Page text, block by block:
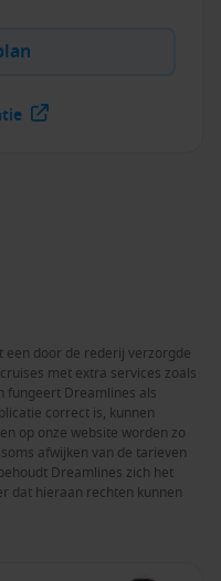
een door de rederij verzorgde
met extra services zoals
fungeert Dreamlines als
correct is, kunnen
op onze website worden zo
afwijken van de tarieven
Dreamlines zich het
dat hieraan rechten kunnen